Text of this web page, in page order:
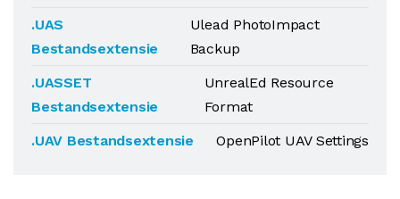
.UAS
Bestandsextensie
Ulead PhotoImpact
Backup
.UASSET
Bestandsextensie
UnrealEd Resource
Format
.UAV Bestandsextensie
OpenPilot UAV Settings